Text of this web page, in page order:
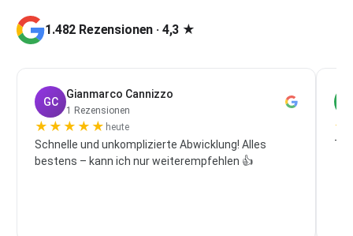
1.482 Rezensionen · 4,3 ★
GC
Gianmarco Cannizzo
1 Rezensionen
★ ★ ★ ★ ★ heute
Schnelle und unkomplizierte Abwicklung! Alles
bestens – kann ich nur weiterempfehlen 👍
★